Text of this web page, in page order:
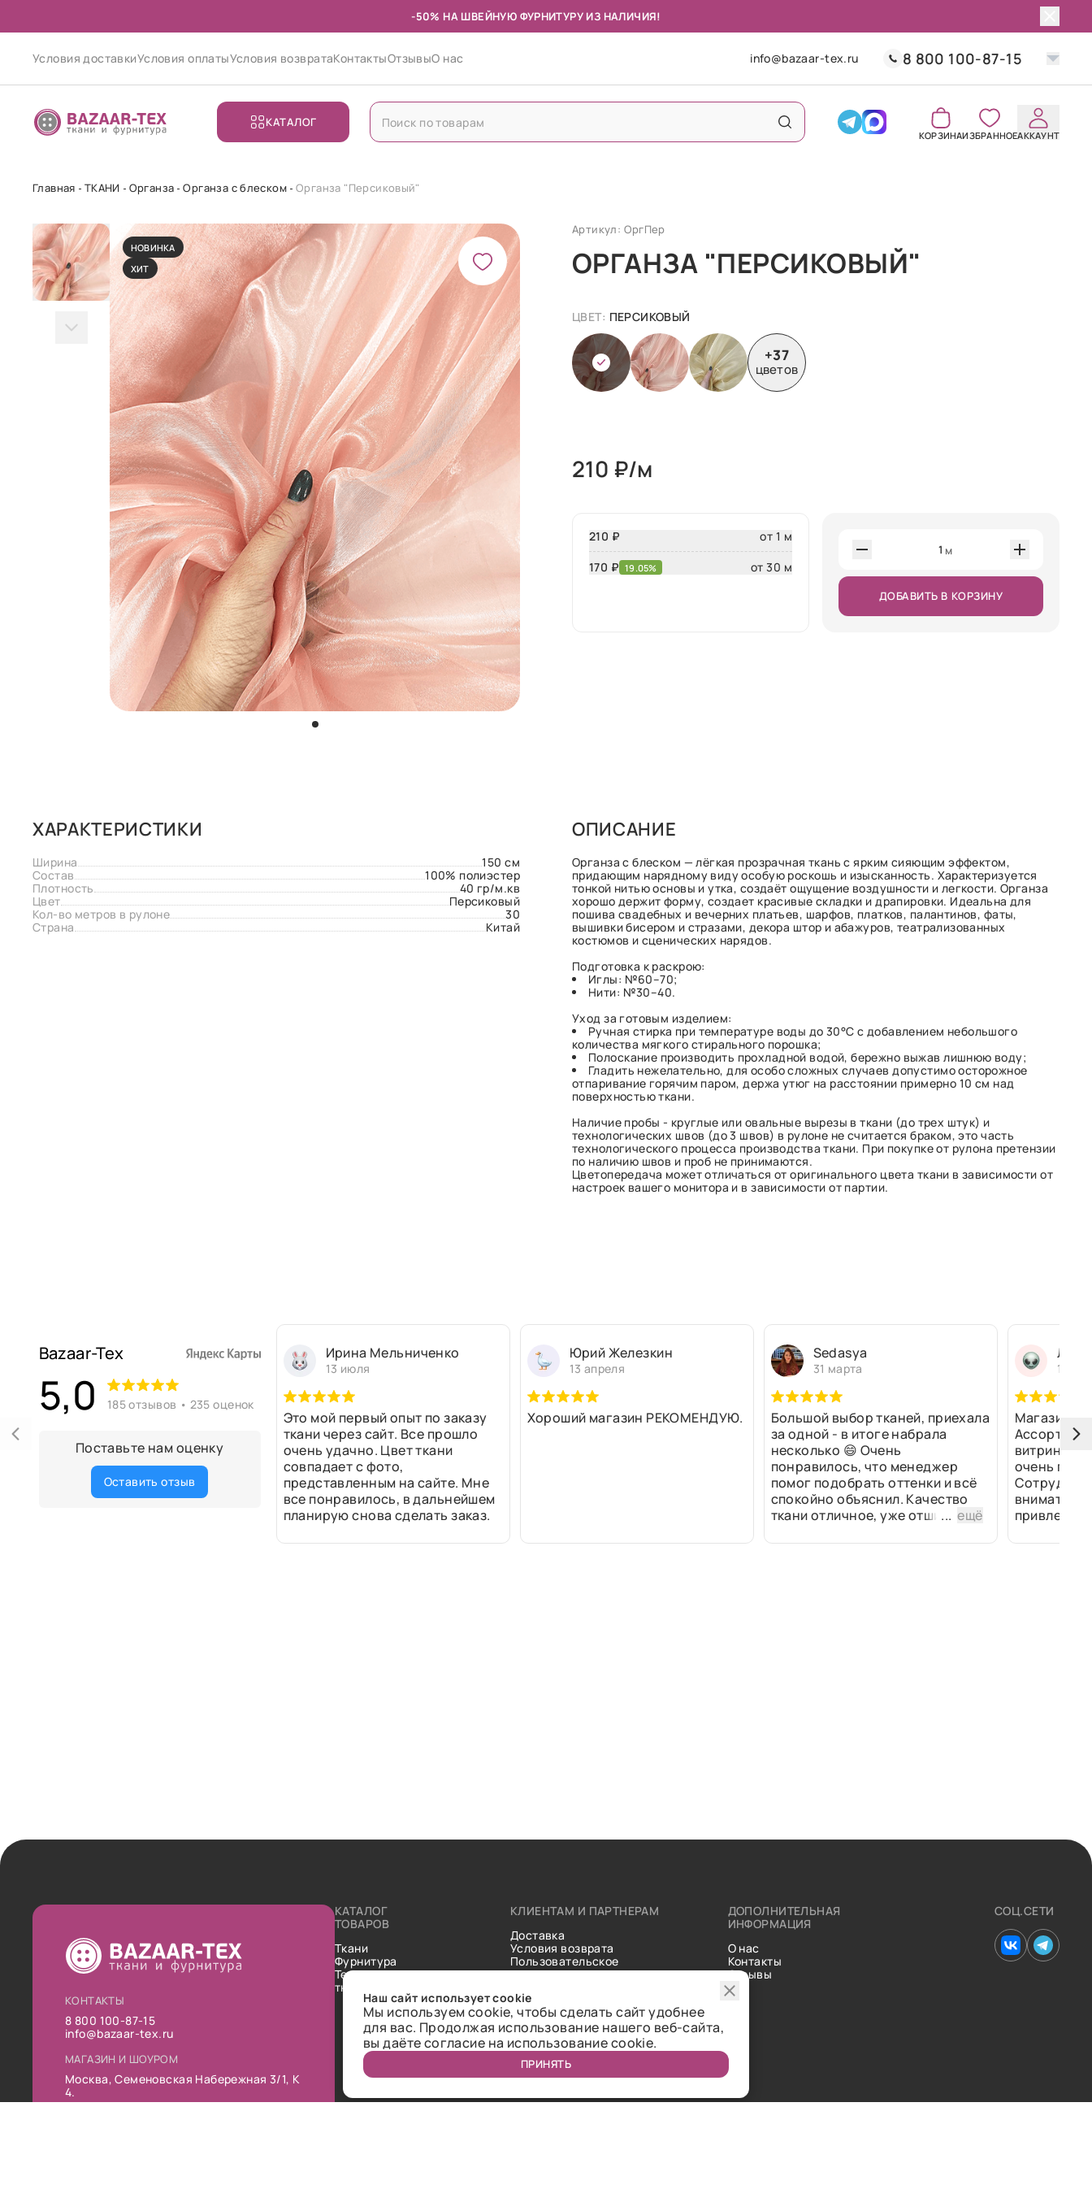
-50% НА ШВЕЙНУЮ ФУРНИТУРУ ИЗ НАЛИЧИЯ!
Условия доставкиУсловия оплатыУсловия возвратаКонтактыОтзывыО нас info@bazaar-tex.ru 8 800 100-87-15
КАТАЛОГ
КОРЗИНАИЗБРАННОЕАККАУНТ
Главная ТКАНИ Органза Органза с блеском Органза "Персиковый"
НОВИНКА
ХИТ
Артикул: ОргПер
ОРГАНЗА "ПЕРСИКОВЫЙ"
ЦВЕТ: ПЕРСИКОВЫЙ
+37
цветов
210 ₽/м
210 ₽
от 1 м
170 ₽ 19.05% от 30 м
1 м
ДОБАВИТЬ В КОРЗИНУ
ХАРАКТЕРИСТИКИ
Ширина
150 см
Состав
100% полиэстер
Плотность
40 гр/м.кв
Цвет
Персиковый
Кол-во метров в рулоне
30
Страна
Китай
ОПИСАНИЕ
Органза с блеском — лёгкая прозрачная ткань с ярким сияющим эффектом,
придающим нарядному виду особую роскошь и изысканность. Характеризуется
тонкой нитью основы и утка, создаёт ощущение воздушности и легкости. Органза
хорошо держит форму, создает красивые складки и драпировки. Идеальна для
пошива свадебных и вечерних платьев, шарфов, платков, палантинов, фаты,
вышивки бисером и стразами, декора штор и абажуров, театрализованных
костюмов и сценических нарядов.
Подготовка к раскрою:
Иглы: №60–70;
Нити: №30–40.
Уход за готовым изделием:
Ручная стирка при температуре воды до 30°C с добавлением небольшого
количества мягкого стирального порошка;
Полоскание производить прохладной водой, бережно выжав лишнюю воду;
Гладить нежелательно, для особо сложных случаев допустимо осторожное
отпаривание горячим паром, держа утюг на расстоянии примерно 10 см над
поверхностью ткани.
Наличие пробы - круглые или овальные вырезы в ткани (до трех штук) и
технологических швов (до 3 швов) в рулоне не считается браком, это часть
технологического процесса производства ткани. При покупке от рулона претензии
по наличию швов и проб не принимаются.
Цветопередача может отличаться от оригинального цвета ткани в зависимости от
настроек вашего монитора и в зависимости от партии.
Bazaar-Tex
5,0 185 отзывов • 235 оценок
Поставьте нам оценку
Оставить отзыв
Ирина Мельниченко
13 июля
Это мой первый опыт по заказу
ткани через сайт. Все прошло
очень удачно. Цвет ткани
совпадает с фото,
представленным на сайте. Мне
все понравилось, в дальнейшем
планирую снова сделать заказ.
Юрий Железкин
13 апреля
Хороший магазин РЕКОМЕНДУЮ.
Sedasya
31 марта
Большой выбор тканей, приехала
за одной - в итоге набрала
несколько 😄 Очень
понравилось, что менеджер
помог подобрать оттенки и всё
спокойно объяснил. Качество
ткани отличное, уже отшили...ещё
13
Магазин
витринах
очень
привлек
рулоны
КОНТАКТЫ
8 800 100-87-15
info@bazaar-tex.ru
МАГАЗИН И ШОУРОМ
Москва, Семеновская Набережная 3/1, К
4.
КАТАЛОГ
ТОВАРОВ
Ткани
Фурнитура
Технические
ткани
КЛИЕНТАМ И ПАРТНЕРАМ
Доставка
Условия возврата
Пользовательское
соглашение
Статьи
ДОПОЛНИТЕЛЬНАЯ
ИНФОРМАЦИЯ
О нас
Контакты
Отзывы
СОЦ.СЕТИ
Наш сайт использует cookie
Мы используем cookie, чтобы сделать сайт удобнее
для вас. Продолжая использование нашего веб-сайта,
вы даёте согласие на использование cookie.
ПРИНЯТЬ